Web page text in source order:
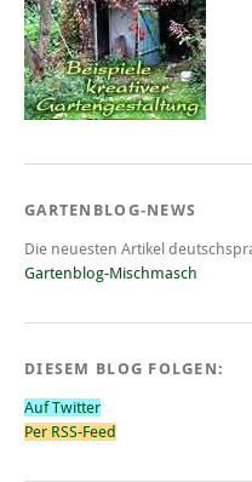
GARTENBLOG-NEWS
Die neuesten Artikel
Gartenblog-Mischmasch
DIESEM BLOG FOLGEN:
Auf Twitter
Per RSS-Feed